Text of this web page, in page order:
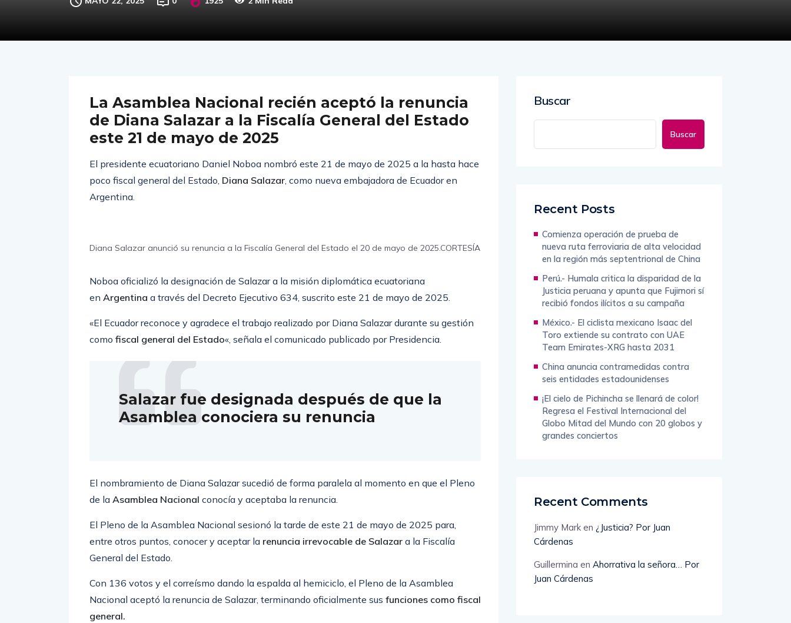
La Asamblea Nacional recién aceptó la renuncia
de Diana Salazar a la Fiscalía General del Estado
este 21 de mayo de 2025
El presidente ecuatoriano Daniel Noboa nombró este 21 de mayo de 2025 a la hasta hace
poco fiscal general del Estado, Diana Salazar, como nueva embajadora de Ecuador en
Argentina.
Diana Salazar anunció su renuncia a la Fiscalía General del Estado el 20 de mayo de 2025.CORTESÍA
Noboa oficializó la designación de Salazar a la misión diplomática ecuatoriana
en Argentina a través del Decreto Ejecutivo 634, suscrito este 21 de mayo de 2025.
«El Ecuador reconoce y agradece el trabajo realizado por Diana Salazar durante su gestión
como fiscal general del Estado«, señala el comunicado publicado por Presidencia.
Salazar fue designada después de que la
Asamblea conociera su renuncia
El nombramiento de Diana Salazar sucedió de forma paralela al momento en que el Pleno
de la Asamblea Nacional conocía y aceptaba la renuncia.
El Pleno de la Asamblea Nacional sesionó la tarde de este 21 de mayo de 2025 para,
entre otros puntos, conocer y aceptar la renuncia irrevocable de Salazar a la Fiscalía
General del Estado.
Con 136 votos y el correísmo dando la espalda al hemiciclo, el Pleno de la Asamblea
Nacional aceptó la renuncia de Salazar, terminando oficialmente sus funciones como fiscal
general.
Buscar
Buscar
Recent Posts
Comienza operación de prueba de
nueva ruta ferroviaria de alta velocidad
en la región más septentrional de China
Perú.- Humala critica la disparidad de la
Justicia peruana y apunta que Fujimori sí
recibió fondos ilícitos a su campaña
México.- El ciclista mexicano Isaac del
Toro extiende su contrato con UAE
Team Emirates-XRG hasta 2031
China anuncia contramedidas contra
seis entidades estadounidenses
¡El cielo de Pichincha se llenará de color!
Regresa el Festival Internacional del
Globo Mitad del Mundo con 20 globos y
grandes conciertos
Recent Comments
Jimmy Mark en ¿Justicia? Por Juan
Cárdenas
Guillermina en Ahorrativa la señora… Por
Juan Cárdenas